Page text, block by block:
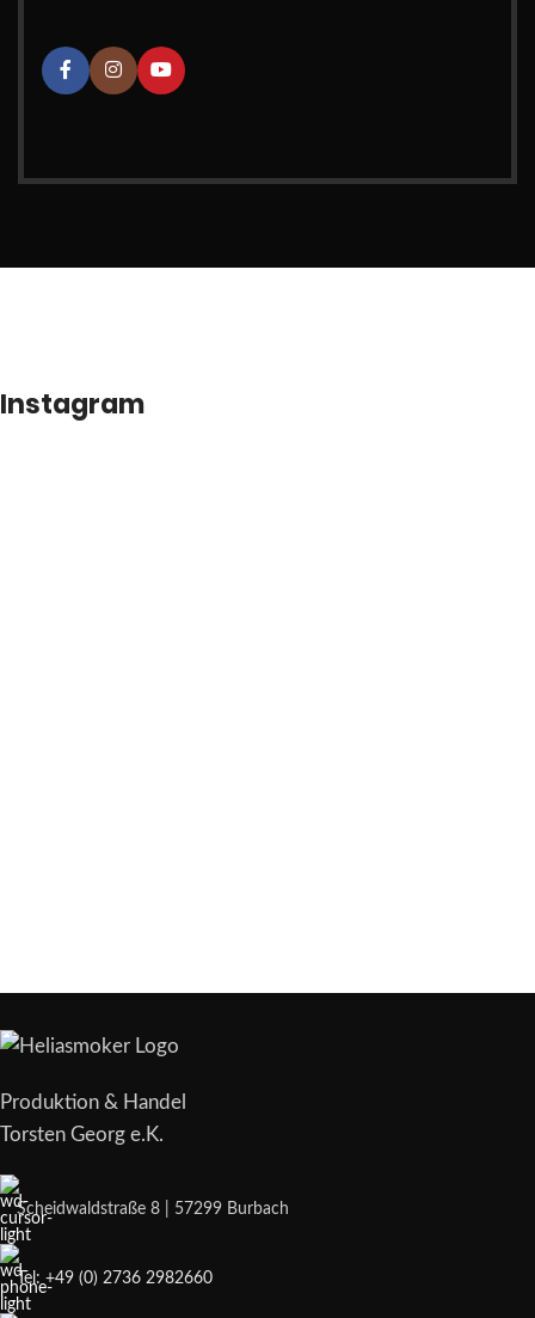
Instagram
Produktion & Handel
Torsten Georg e.K.
Scheidwaldstraße 8 | 57299 Burbach
Tel: +49 (0) 2736 2982660